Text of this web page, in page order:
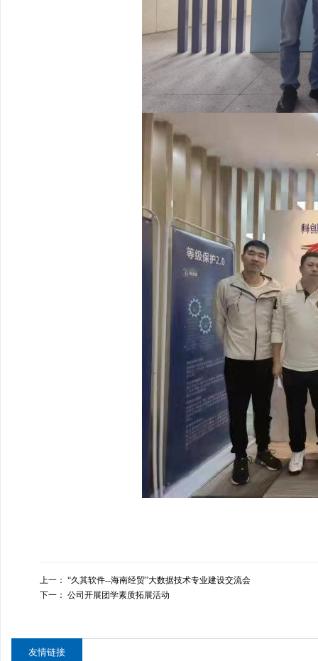
上一： “久其软件--海南经贸”大数据技术专业建设交流会
下一： 公司开展团学素质拓展活动
友情链接